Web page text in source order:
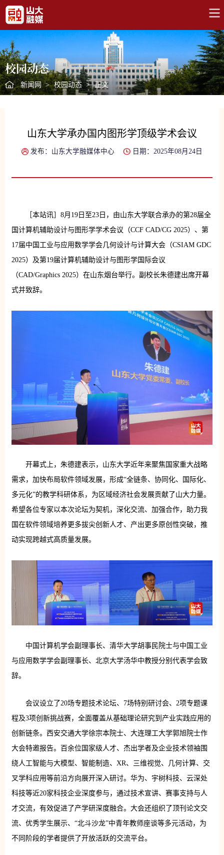
校园动态
新闻网 > 校园动态 > 正文
山东大学承办国内图形学顶级学术会议
发布：山东大学融媒体中心 日期：2025年08月24日
［本站讯］8月19日至23日，由山东大学联合承办的第28届全
国计算机辅助设计与图形学学术会议（CCF CAD/CG 2025）、第
17届中国工业与应用数学学会几何设计与计算大会（CSIAM GDC
2025）及第19届计算机辅助设计与图形学国际会议
（CAD/Graphics 2025）在山东烟台举行。副校长朱德建出席开幕
式并致辞。
开幕式上，朱德建表示，山东大学近年来聚焦国家重大战略
需求，加快布局软件领域发展，形成“全链条、协同化、国际化、
多元化”的教学科研体系，为区域经济社会发展贡献了山大力量。
希望各位专家以本次论坛为契机，深化交流、加强合作，助力我
国在软件领域培养更多拔尖创新人才、产出更多原创性突破，推
动实现跨越式高质量发展。
中国计算机学会副理事长、清华大学胡事民院士与中国工业
与应用数学学会副理事长、北京大学汤华中教授分别代表学会致
辞。
会议设立了20场专题技术论坛、7场特别研讨会、2项专题课
程及3项创新挑战赛，全面覆盖从基础理论研究到产业实践应用的
创新链条。西安交通大学徐宗本院士、大连理工大学郭旭院士作
大会特邀报告。百余位国家级人才、杰出学者及企业技术领袖围
绕人工智能与大模型、智能制造、XR、三维视觉、几何计算、交
叉学科应用等前沿方向展开深入研讨。华为、宇树科技、云深处
科技等近20家科技企业深度参与，通过技术宣讲、赛事支持与人
才交流，有效促进了产学研深度融合。大会还组织了顶刊论文交
流、优秀学生展示、“北斗沙龙”中青年教师座谈等多元活动，为
不同阶段的学者提供了开放活跃的交流平台。